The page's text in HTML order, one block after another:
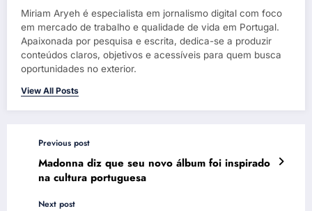
Miriam Aryeh é especialista em jornalismo digital com foco
em mercado de trabalho e qualidade de vida em Portugal.
Apaixonada por pesquisa e escrita, dedica-se a produzir
conteúdos claros, objetivos e acessíveis para quem busca
oportunidades no exterior.
View All Posts
Previous post
Madonna diz que seu novo álbum foi inspirado
na cultura portuguesa
Next post